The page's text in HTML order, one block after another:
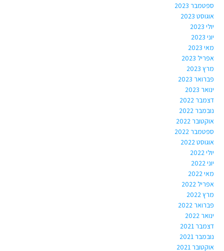
ספטמבר 2023
אוגוסט 2023
יולי 2023
יוני 2023
מאי 2023
אפריל 2023
מרץ 2023
פברואר 2023
ינואר 2023
דצמבר 2022
נובמבר 2022
אוקטובר 2022
ספטמבר 2022
אוגוסט 2022
יולי 2022
יוני 2022
מאי 2022
אפריל 2022
מרץ 2022
פברואר 2022
ינואר 2022
דצמבר 2021
נובמבר 2021
אוקטובר 2021